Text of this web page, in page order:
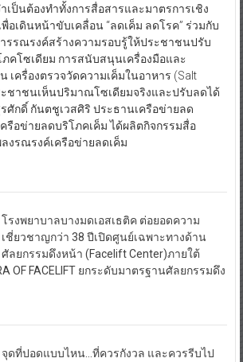
เป็นต้องทำทั้งการสื่อสารและมาตรการเชิง
อเดินหน้าขับเคลื่อน “ลดเค็ม ลดโรค” ร่วมกับ
รรณรงค์สร้างความรอบรู้ให้ประชาชนปรับ
คโซเดียม การสนับสนุนเครื่องมือและ
เครื่องตรวจวัดความเค็มในอาหาร (Salt
ะชาชนเห็นปริมาณโซเดียมจริงและปรับลดได้
ศักดิ์ กันตชูเวสศิริ ประธานเครือข่ายลด
รือข่ายลดบริโภคเค็ม ได้ผลิตกิจกรรมสื่อ
งรณรงค์เครือข่ายลดเค็ม
โรงพยาบาลบางมดเอสเธติค ต่อยอดความ
เชี่ยวชาญกว่า 38 ปีเปิดศูนย์เฉพาะทางด้าน
ศัลยกรรมดึงหน้า (Facelift Center)ภายใต้
OF FACELIFT ยกระดับมาตรฐานศัลยกรรมดึง
จุดที่ปอดแบบไหน…ที่ควรกังวล และควรรีบไป